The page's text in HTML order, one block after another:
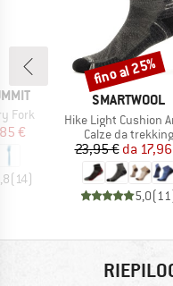
Fork
ridotto
€
(14)
MARCHIO
SMARTWOOL
Articolo
Hike Light Cushion
Gruppo di prodotti
Calze da trekking
Prezzo
23,95 € Prezzo
da
5,0(11
Sconto
fino al 25%